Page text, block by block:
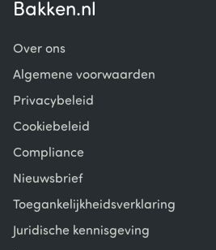
Bakken.nl
Over ons
Algemene voorwaarden
Privacybeleid
Cookiebeleid
Compliance
Nieuwsbrief
Toegankelijkheidsverklaring
Juridische kennisgeving